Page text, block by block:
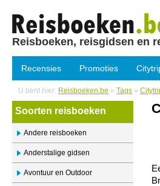
Reisboeken, reisgidsen en
Recensies Promoties
U bent hier: Reisboeken.be » Tags »
Soorten reisboeken
Andere reisboeken
Anderstalige gidsen
Avontuur en Outdoor